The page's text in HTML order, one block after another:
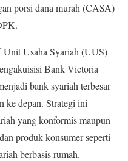
porsi dana murah (CASA)
Unit Usaha Syariah (UUS)
Bank Victoria
bank syariah terbesar
ke depan. Strategi ini
yang konformis maupun
produk konsumer seperti
berbasis rumah.